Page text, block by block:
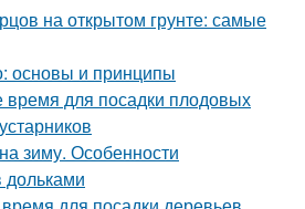
на открытом грунте: самые
основы и принципы
время для посадки плодовых
зиму. Особенности
дольками